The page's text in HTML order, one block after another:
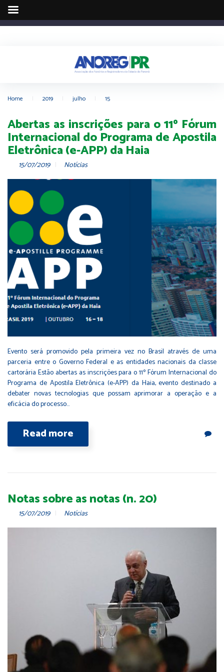
Home 2019 julho 15
Abertas as inscrições para o 11º Fórum
Internacional do Programa de Apostila
Eletrônica (e-APP) da Haia
15/07/2019 Notícias
Evento será promovido pela primeira vez no Brasil através de uma
parceria entre o Governo Federal e as entidades nacionais da classe
cartorária Estão abertas as inscrições para o 11º Fórum Internacional do
Programa de Apostila Eletrônica (e-APP) da Haia, evento destinado a
debater novas tecnologias que possam aprimorar a operação e a
eficácia do processo…
Read more
Notas sobre as notas (n. 20)
15/07/2019 Notícias